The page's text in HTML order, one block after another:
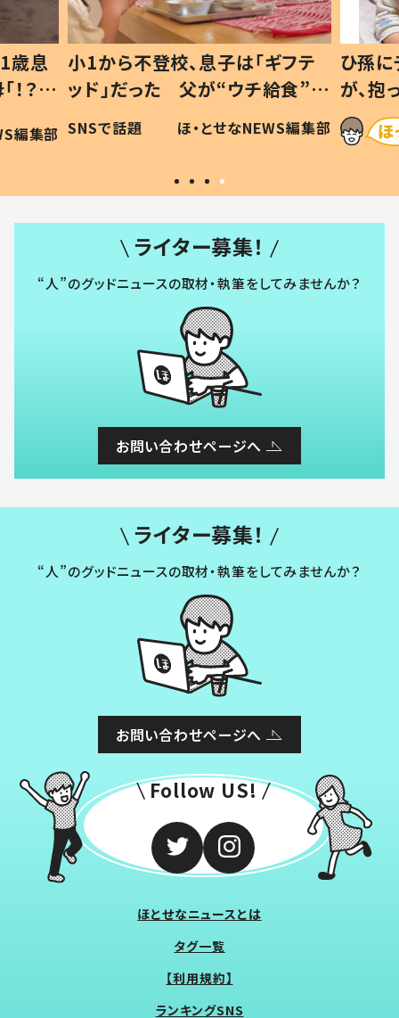
歳息
？」
編集部
小1から不登校、息子は「ギフテ
ッド」だった 父が“ウチ給食”を
作り続ける理由とは #令和の親
#令和の子
SNSで話題 ほ・とせなNEWS編集部
ひ孫
が、
「涙が
い」
ライター募集！
“人”のグッドニュースの取材・執筆をしてみませんか？
お問い合わせページへ
ライター募集！
“人”のグッドニュースの取材・執筆をしてみませんか？
お問い合わせページへ
Follow US!
ほとせなニュースとは
タグ一覧
【利用規約】
ランキングSNS